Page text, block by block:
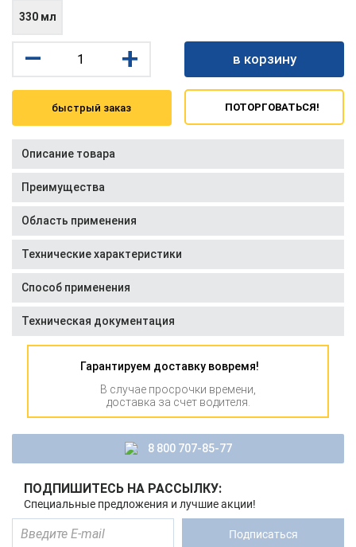
330 мл
– + в корзину
быстрый заказ ПОТОРГОВАТЬСЯ!
Описание товара
Преимущества
Область применения
Технические характеристики
Способ применения
Техническая документация
Гарантируем доставку вовремя!
В случае просрочки времени,
доставка за счет водителя.
8 800 707-85-77
ПОДПИШИТЕСЬ НА РАССЫЛКУ:
Специальные предложения и лучшие акции!
Подписаться